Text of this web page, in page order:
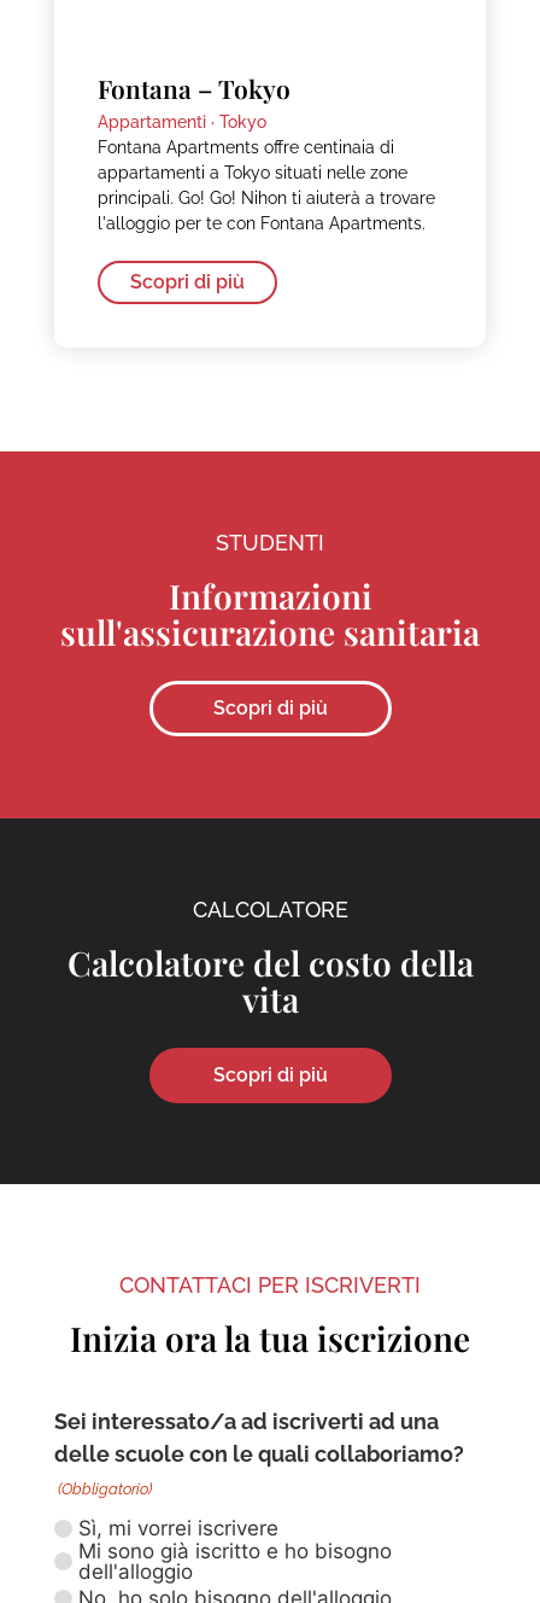
Fontana – Tokyo
Appartamenti · Tokyo
Fontana Apartments offre centinaia di
appartamenti a Tokyo situati nelle zone
principali. Go! Go! Nihon ti aiuterà a trovare
l'alloggio per te con Fontana Apartments.
Scopri di più
STUDENTI
Informazioni
sull'assicurazione sanitaria
Scopri di più
CALCOLATORE
Calcolatore del costo della
vita
Scopri di più
CONTATTACI PER ISCRIVERTI
Inizia ora la tua iscrizione
Sei interessato/a ad iscriverti ad una
delle scuole con le quali collaboriamo?
(Obbligatorio)
Sì, mi vorrei iscrivere
Mi sono già iscritto e ho bisogno
dell'alloggio